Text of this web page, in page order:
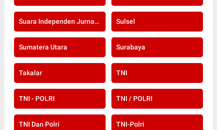
Suara Independen Jurnalis Indonesia Sulsel
Sumatera Utara Surabaya
Takalar TNI
TNI - POLRI TNI / POLRI
TNI Dan Polri TNI-Polri